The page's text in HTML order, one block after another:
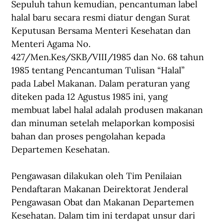
Sepuluh tahun kemudian, pencantuman label
halal baru secara resmi diatur dengan Surat
Keputusan Bersama Menteri Kesehatan dan
Menteri Agama No.
427/Men.Kes/SKB/VIII/1985 dan No. 68 tahun
1985 tentang Pencantuman Tulisan “Halal”
pada Label Makanan. Dalam peraturan yang
diteken pada 12 Agustus 1985 ini, yang
membuat label halal adalah produsen makanan
dan minuman setelah melaporkan komposisi
bahan dan proses pengolahan kepada
Departemen Kesehatan.
Pengawasan dilakukan oleh Tim Penilaian
Pendaftaran Makanan Deirektorat Jenderal
Pengawasan Obat dan Makanan Departemen
Kesehatan. Dalam tim ini terdapat unsur dari